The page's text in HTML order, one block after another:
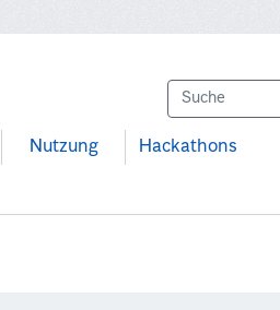
Nutzung Hackathons